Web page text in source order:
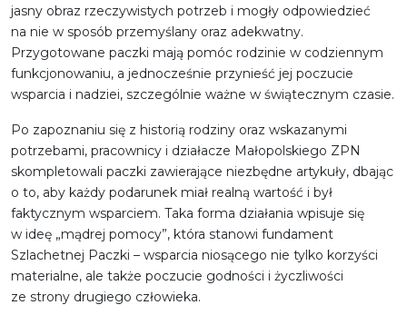
jasny obraz rzeczywistych potrzeb i mogły odpowiedzieć
na nie w sposób przemyślany oraz adekwatny.
Przygotowane paczki mają pomóc rodzinie w codziennym
funkcjonowaniu, a jednocześnie przynieść jej poczucie
wsparcia i nadziei, szczególnie ważne w świątecznym czasie.
Po zapoznaniu się z historią rodziny oraz wskazanymi
potrzebami, pracownicy i działacze Małopolskiego ZPN
skompletowali paczki zawierające niezbędne artykuły, dbając
o to, aby każdy podarunek miał realną wartość i był
faktycznym wsparciem. Taka forma działania wpisuje się
w ideę „mądrej pomocy”, która stanowi fundament
Szlachetnej Paczki – wsparcia niosącego nie tylko korzyści
materialne, ale także poczucie godności i życzliwości
ze strony drugiego człowieka.